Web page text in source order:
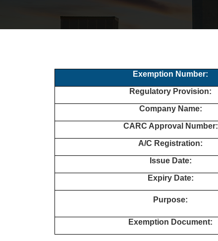
Exemption Number:
Regulatory Provision:
Company Name:
CARC Approval Number:
A/C Registration:
Issue Date:
Expiry Date:
Purpose:
Exemption Document: